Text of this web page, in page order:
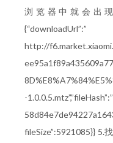
浏览器中就会出现
{“downloadUrl”:”
http://
-1.0.0.5.mtz”,”fileHash”:”
fileSize”:5921085}}